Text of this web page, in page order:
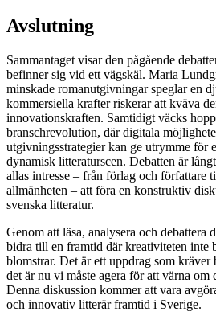
Avslutning
Sammantaget visar den pågående
befinner sig vid ett vägskäl. Maria
minskade romanutgivningar speglar en
kommersiella krafter riskerar att kväva
innovationskraften. Samtidigt väcks
branschrevolution, där digitala
utgivningsstrategier kan ge utrymme för
dynamisk litteraturscen. Debatten är
allas intresse – från förlag och författare
allmänheten – att föra en konstruktiv
svenska litteratur.
Genom att läsa, analysera och debattera
bidra till en framtid där kreativiteten inte
blomstrar. Det är ett uppdrag som
det är nu vi måste agera för att värna
Denna diskussion kommer att vara
och innovativ litterär framtid i Sverige.